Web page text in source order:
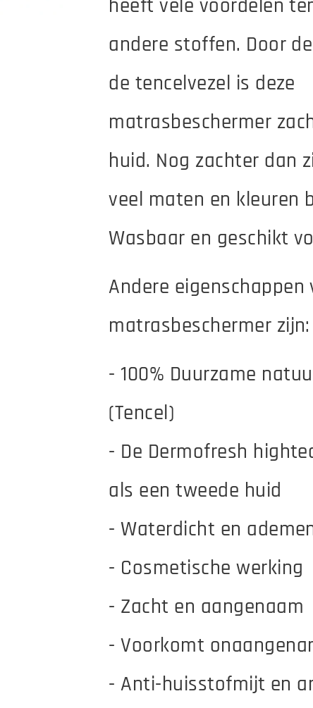
heeft vele voordelen
andere stoffen. Door
de tencelvezel is deze
matrasbeschermer
huid. Nog zachter dan
veel maten en kleuren
Wasbaar en geschikt
Andere eigenschappen
matrasbeschermer zijn:
- 100% Duurzame
(Tencel)
- De Dermofresh
als een tweede huid
​- Waterdicht en
- Cosmetische werking
- Zacht en aangenaam
- Voorkomt
- Anti-huisstofmijt en